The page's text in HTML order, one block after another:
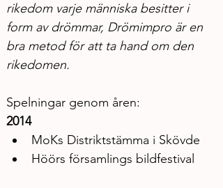
rikedom varje människa besitter i
form av drömmar, Drömimpro är en
bra metod för att ta hand om den
rikedomen.
Spelningar genom åren:
2014
MoKs Distriktstämma i Skövde
Höörs församlings bildfestival